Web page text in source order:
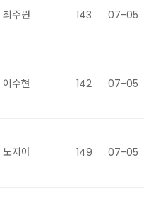
최주원 143 07-05
이수현 142 07-05
노지아 149 07-05